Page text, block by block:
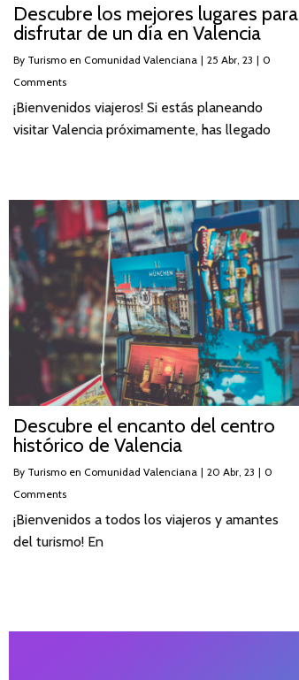
Descubre los mejores lugares para
disfrutar de un día en Valencia
By Turismo en Comunidad Valenciana | 25 Abr, 23 | 0
Comments
¡Bienvenidos viajeros! Si estás planeando
visitar Valencia próximamente, has llegado
Descubre el encanto del centro
histórico de Valencia
By Turismo en Comunidad Valenciana | 20 Abr, 23 | 0
Comments
¡Bienvenidos a todos los viajeros y amantes
del turismo! En